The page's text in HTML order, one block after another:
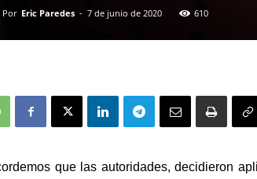
Por Eric Paredes - 7 de junio de 2020 610
que las autoridades, decidieron